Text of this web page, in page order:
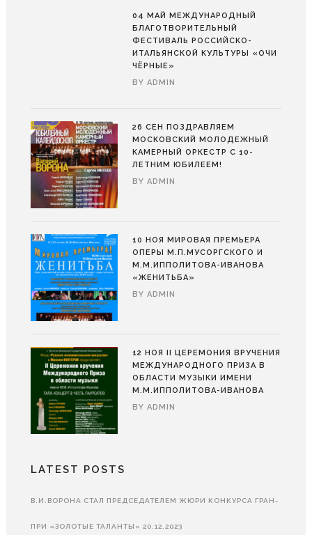
04 МАЙ
МЕЖДУНАРОДНЫЙ
БЛАГОТВОРИТЕЛЬНЫЙ
ФЕСТИВАЛЬ РОССИЙСКО-
ИТАЛЬЯНСКОЙ КУЛЬТУРЫ «ОЧИ
ЧЁРНЫЕ»
BY ADMIN
26 СЕН
ПОЗДРАВЛЯЕМ
МОСКОВСКИЙ МОЛОДЕЖНЫЙ
КАМЕРНЫЙ ОРКЕСТР С 10-
ЛЕТНИМ ЮБИЛЕЕМ!
BY ADMIN
10 НОЯ
МИРОВАЯ ПРЕМЬЕРА
ОПЕРЫ М.П.МУСОРГСКОГО И
М.М.ИППОЛИТОВА-ИВАНОВА
«ЖЕНИТЬБА»
BY ADMIN
12 НОЯ
II ЦЕРЕМОНИЯ ВРУЧЕНИЯ
МЕЖДУНАРОДНОГО ПРИЗА В
ОБЛАСТИ МУЗЫКИ ИМЕНИ
М.М.ИППОЛИТОВА-ИВАНОВА
BY ADMIN
LATEST POSTS
В.И.ВОРОНА СТАЛ ПРЕДСЕДАТЕЛЕМ ЖЮРИ КОНКУРСА ГРАН-
ПРИ «ЗОЛОТЫЕ ТАЛАНТЫ» 20.12.2023